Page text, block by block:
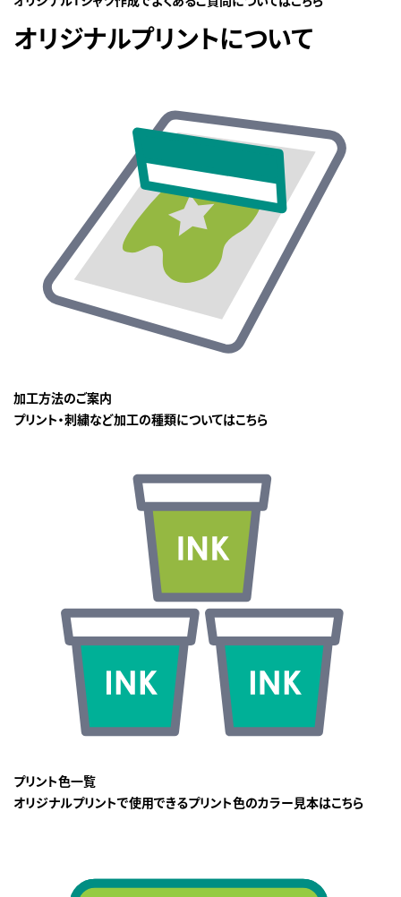
オリジナルプリントについて
加工方法のご案内
プリント・刺繍など加工の種類についてはこちら
プリント色一覧
オリジナルプリントで使用できるプリント色のカラー見本はこちら